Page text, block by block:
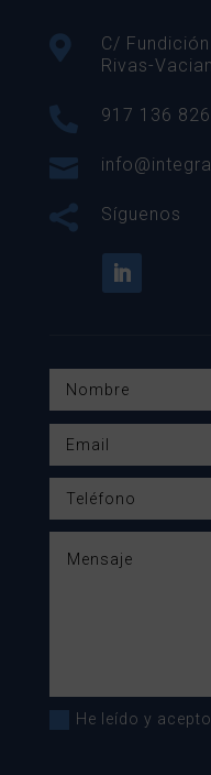

C/
Rivas-
 917 136 826

 Síguenos
He leído y